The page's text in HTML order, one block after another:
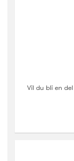
Vil du bli en